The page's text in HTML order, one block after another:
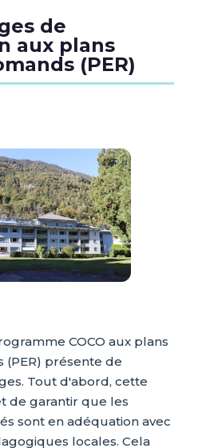
de
aux plans
(PER)
COCO aux plans
présente de
Tout d'abord, cette
de garantir que les
sont en adéquation avec
locales. Cela